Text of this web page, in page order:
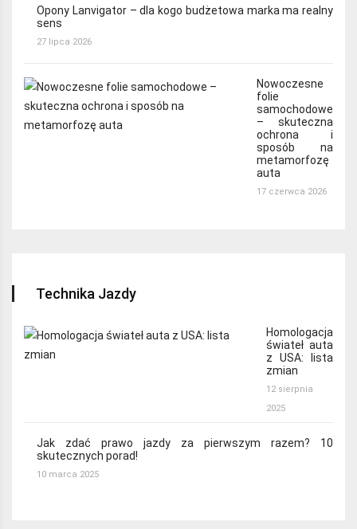
Opony Lanvigator – dla kogo budżetowa marka ma realny
sens
27 lipca 2026
Nowoczesne
folie
samochodowe
– skuteczna
ochrona i
sposób na
metamorfozę
auta
17 czerwca 2026
Technika Jazdy
Homologacja
świateł auta
z USA: lista
zmian
12 sierpnia
2025
Jak zdać prawo jazdy za pierwszym razem? 10
skutecznych porad!
10 marca 2025